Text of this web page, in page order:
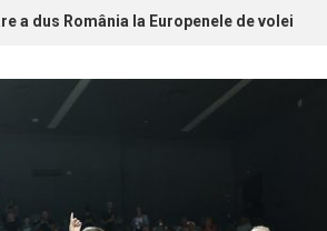
a dus România la Europenele de volei